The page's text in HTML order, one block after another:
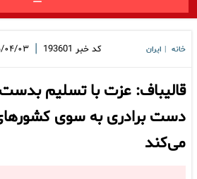
خانه ایران کد خبر 193601
| ۱۴۰۵/۰۴/
قالیباف: عزت با تسلیم بدست
دست برادری به سوی
می‌کند